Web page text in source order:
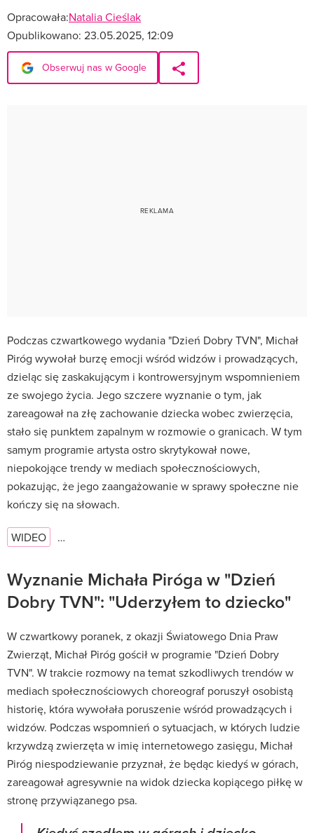
Opracowała:Natalia Cieślak
Opublikowano: 23.05.2025, 12:09
Obserwuj nas w Google
Podczas czwartkowego wydania "Dzień Dobry TVN", Michał
Piróg wywołał burzę emocji wśród widzów i prowadzących,
dzieląc się zaskakującym i kontrowersyjnym wspomnieniem
ze swojego życia. Jego szczere wyznanie o tym, jak
zareagował na złę zachowanie dziecka wobec zwierzęcia,
stało się punktem zapalnym w rozmowie o granicach. W tym
samym programie artysta ostro skrytykował nowe,
niepokojące trendy w mediach społecznościowych,
pokazując, że jego zaangażowanie w sprawy społeczne nie
kończy się na słowach.
WIDEO …
Wyznanie Michała Piróga w "Dzień
Dobry TVN": "Uderzyłem to dziecko"
W czwartkowy poranek, z okazji Światowego Dnia Praw
Zwierząt, Michał Piróg gościł w programie "Dzień Dobry
TVN". W trakcie rozmowy na temat szkodliwych trendów w
mediach społecznościowych choreograf poruszył osobistą
historię, która wywołała poruszenie wśród prowadzących i
widzów. Podczas wspomnień o sytuacjach, w których ludzie
krzywdzą zwierzęta w imię internetowego zasięgu, Michał
Piróg niespodziewanie przyznał, że będąc kiedyś w górach,
zareagował agresywnie na widok dziecka kopiącego piłkę w
stronę przywiązanego psa.